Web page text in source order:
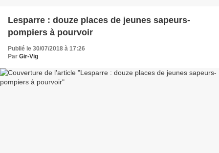
Lesparre : douze places de jeunes sapeurs-
pompiers à pourvoir
Publié le 30/07/2018 à 17:26
Par Gir-Vig